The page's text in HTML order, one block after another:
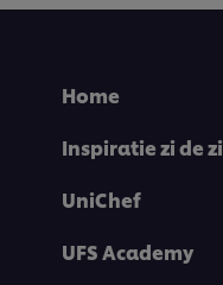
Home
Inspiratie zi de zi
UniChef
UFS Academy